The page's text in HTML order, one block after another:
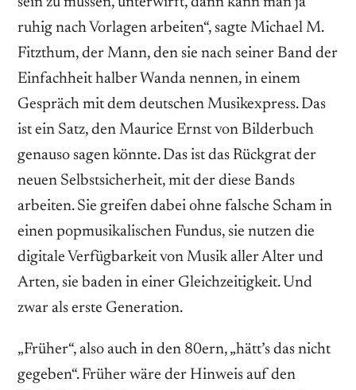
ruhig nach Vorlagen arbeiten“, sagte Michael M.
Fitzthum, der Mann, den sie nach seiner Band der
Einfachheit halber Wanda nennen, in einem
Gespräch mit dem deutschen Musikexpress. Das
ist ein Satz, den Maurice Ernst von Bilderbuch
genauso sagen könnte. Das ist das Rückgrat der
neuen Selbstsicherheit, mit der diese Bands
arbeiten. Sie greifen dabei ohne falsche Scham in
einen popmusikalischen Fundus, sie nutzen die
digitale Verfügbarkeit von Musik aller Alter und
Arten, sie baden in einer Gleichzeitigkeit. Und
zwar als erste Generation.
„Früher“, also auch in den 80ern, „hätt’s das nicht
gegeben“. Früher wäre der Hinweis auf den